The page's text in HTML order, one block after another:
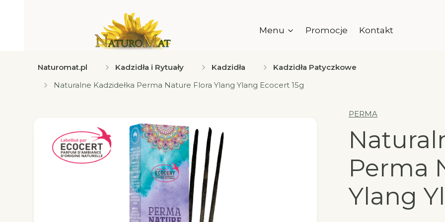
Menu Promocje Kontakt
Naturomat.pl Kadzidła i Rytuały Kadzidła
Kadzidła Patyczkowe
Naturalne Kadzidełka Perma Nature Flora Ylang Ylang Ecocert 15g
PERMA
Perma
Ylang